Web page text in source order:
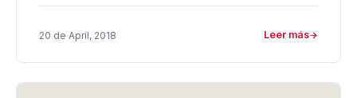
20 de April, 2018 Leer más